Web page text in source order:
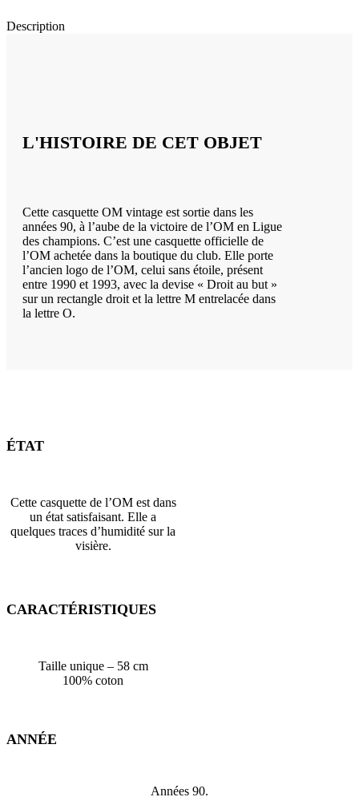
Description
L'HISTOIRE DE CET OBJET
Cette casquette OM vintage est sortie dans les
années 90, à l’aube de la victoire de l’OM en Ligue
des champions. C’est une casquette officielle de
l’OM achetée dans la boutique du club. Elle porte
l’ancien logo de l’OM, celui sans étoile, présent
entre 1990 et 1993, avec la devise « Droit au but »
sur un rectangle droit et la lettre M entrelacée dans
la lettre O.
ÉTAT
Cette casquette de l’OM est dans
un état satisfaisant. Elle a
quelques traces d’humidité sur la
visière.
CARACTÉRISTIQUES
Taille unique – 58 cm
100% coton
ANNÉE
Années 90.